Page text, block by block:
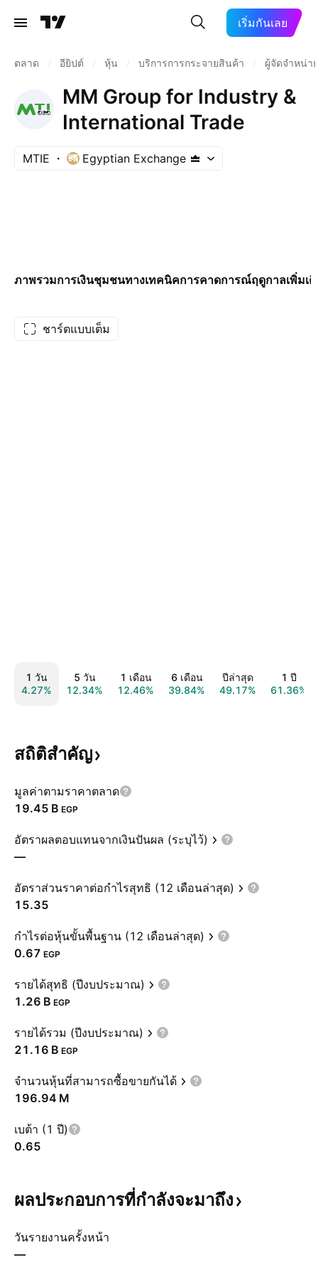
เริ่มกันเลย
ตลาด อียิปต์ หุ้น บริการการกระจายสินค้า ผู้จัดจำหน่า
MM Group for Industry &
International Trade
MTIE Egyptian Exchange
ภาพรวมการเงินชุมชนทางเทคนิคการคาดการณ์ฤดูกาลเพิ่มเ
ชาร์ตแบบเต็ม
1 วัน
4.27%
5 วัน
12.34%
1 เดือน
12.46%
6 เดือน
39.84%
ปีล่าสุด
49.17%
1 ปี
61.36%
สถิติสำคัญ
มูลค่าตามราคาตลาด
‪19.45 B‬ EGP
อัตราผลตอบแทนจากเงินปันผล (ระบุไว้)
—
อัตราส่วนราคาต่อกำไรสุทธิ (12 เดือนล่าสุด)
15.35
กำไรต่อหุ้นขั้นพื้นฐาน (12 เดือนล่าสุด)
0.67 EGP
รายได้สุทธิ (ปีงบประมาณ)
‪1.26 B‬ EGP
รายได้รวม (ปีงบประมาณ)
‪21.16 B‬ EGP
จำนวนหุ้นที่สามารถซื้อขายกันได้
‪196.94 M‬
เบต้า (1 ปี)
0.65
ผลประกอบการที่กำลังจะมาถึง
วันรายงานครั้งหน้า
—